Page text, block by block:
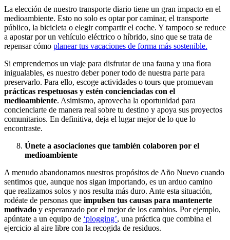
La elección de nuestro transporte diario tiene un gran impacto en el
medioambiente. Esto no solo es optar por caminar, el transporte
público, la bicicleta o elegir compartir el coche. Y tampoco se reduce
a apostar por un vehículo eléctrico o híbrido, sino que se trata de
repensar cómo planear tus vacaciones de forma más sostenible.
Si emprendemos un viaje para disfrutar de una fauna y una flora
inigualables, es nuestro deber poner todo de nuestra parte para
preservarlo. Para ello, escoge actividades o tours que promuevan
prácticas respetuosas y estén concienciadas con el
medioambiente. Asimismo, aprovecha la oportunidad para
concienciarte de manera real sobre tu destino y apoya sus proyectos
comunitarios. En definitiva, deja el lugar mejor de lo que lo
encontraste.
Únete a asociaciones que también colaboren por el
medioambiente
A menudo abandonamos nuestros propósitos de Año Nuevo cuando
sentimos que, aunque nos sigan importando, es un arduo camino
que realizamos solos y nos resulta más duro. Ante esta situación,
rodéate de personas que impulsen tus causas para mantenerte
motivado y esperanzado por el mejor de los cambios. Por ejemplo,
apúntate a un equipo de ‘plogging’, una práctica que combina el
ejercicio al aire libre con la recogida de residuos.